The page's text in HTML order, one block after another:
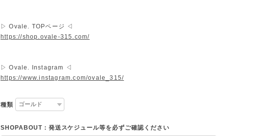
▷ Ovale. TOPページ ◁
https://shop.ovale-315.com/
▷ Ovale. Instagram ◁
https://www.instagram.com/ovale_315/
種類
SHOPABOUT：発送スケジュール等を必ずご確認ください